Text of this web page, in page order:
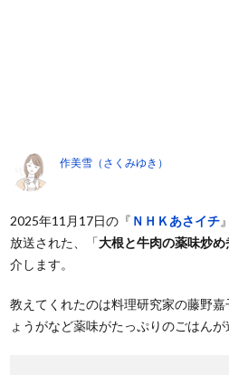
作美雪（さくみゆき）
2025年11月17日の『 ＮＨＫあさイチ
放送された、「大根と牛肉の薬味炒め
介します。
教えてくれたのは料理研究家の藤野
ょうがなど薬味がたっぷりのごはんが